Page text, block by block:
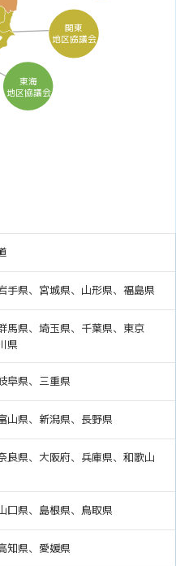
東海
地区協議会
関東
地区協議会
手県、宮城県、山形県、福島県
馬県、埼玉県、千葉県、東京
県
阜県、三重県
山県、新潟県、長野県
良県、大阪府、兵庫県、和歌山
口県、島根県、鳥取県
知県、愛媛県